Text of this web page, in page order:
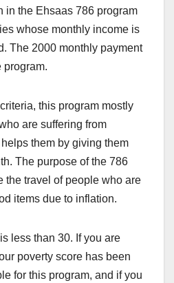
in the Ehsaas 786 program
whose monthly income is
The 2000 monthly payment
program.
this program mostly
are suffering from
them by giving them
The purpose of the 786
the travel of people who are
items due to inflation.
less than 30. If you are
poverty score has been
for this program, and if you